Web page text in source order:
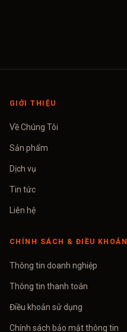
GIỚI THIỆU
Về Chúng Tôi
Sản phẩm
Dịch vụ
Tin tức
Liên hệ
CHÍNH SÁCH & ĐIỀU KHOẢN
Thông tin doanh nghiệp
Thông tin thanh toán
Điều khoản sử dụng
Chính sách bảo mật thông tin